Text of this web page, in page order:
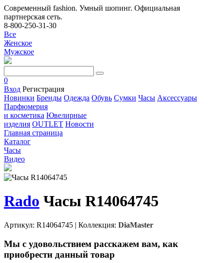
Современный fashion. Умный шопинг. Официальная
партнерская сеть.
8-800-250-31-30
Все
Женское
Мужское
0
Вход Регистрация
Новинки Бренды Одежда Обувь Сумки Часы Аксессуары
Парфюмерия
и косметика Ювелирные
изделия OUTLET Новости
Главная страница
Каталог
Часы
Видео
Rado Часы R14064745
Артикул: R14064745 | Коллекция: DiaMaster
Мы с удовольствием расскажем вам, как
приобрести данный товар